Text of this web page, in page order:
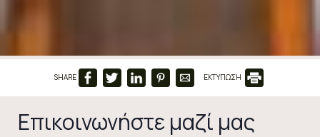
SHARE ΕΚΤΥΠΩΣΗ
Επικοινωνήστε μαζί μας